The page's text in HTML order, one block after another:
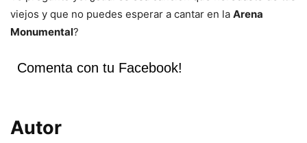
viejos y que no puedes esperar a cantar en la Arena
Monumental?
Comenta con tu Facebook!
Autor